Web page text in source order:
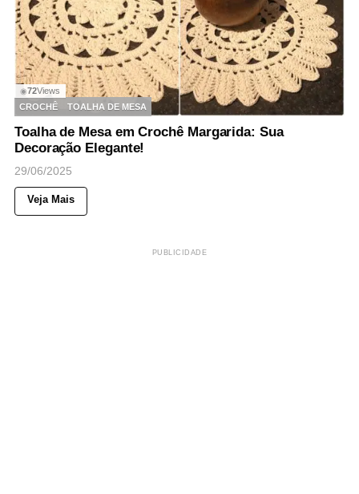
◉72Views
CROCHÊ
TOALHA DE MESA
Toalha de Mesa em Crochê Margarida: Sua
Decoração Elegante!
29/06/2025
Veja Mais
PUBLICIDADE